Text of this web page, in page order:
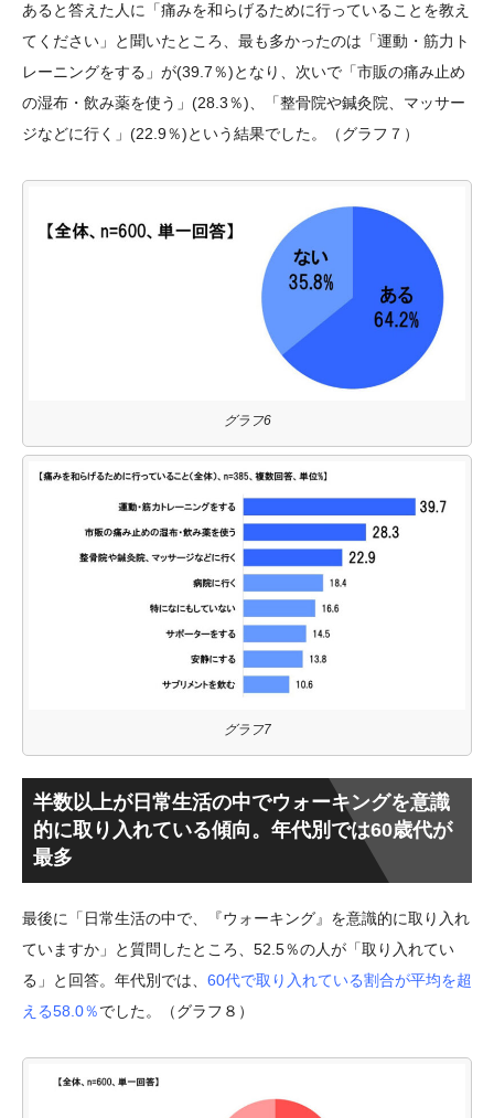
あると答えた人に「痛みを和らげるために行っていることを教え
てください」と聞いたところ、最も多かったのは「運動・筋力ト
レーニングをする」が(39.7％)となり、次いで「市販の痛み止め
の湿布・飲み薬を使う」(28.3％)、「整骨院や鍼灸院、マッサー
ジなどに行く」(22.9％)という結果でした。（グラフ７）
グラフ6
グラフ7
半数以上が日常生活の中でウォーキングを意識
的に取り入れている傾向。年代別では60歳代が
最多
最後に「日常生活の中で、『ウォーキング』を意識的に取り入れ
ていますか」と質問したところ、52.5％の人が「取り入れてい
る」と回答。年代別では、 60代で取り入れている割合が平均を超
える58.0％でした。（グラフ８）